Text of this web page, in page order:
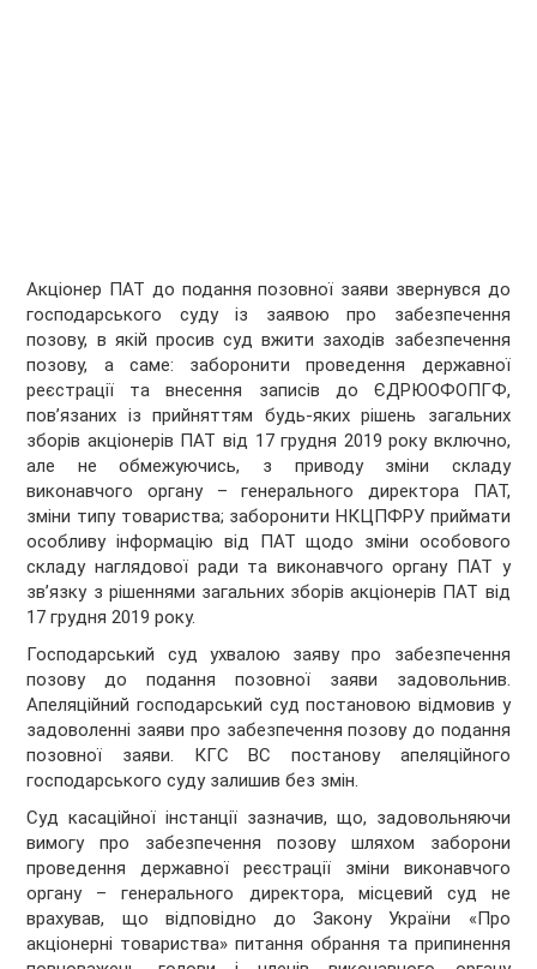
Акціонер ПАТ до подання позовної заяви звернувся до
господарського суду із заявою про забезпечення
позову, в якій просив суд вжити заходів забезпечення
позову, а саме: заборонити проведення державної
реєстрації та внесення записів до ЄДРЮОФОПГФ,
пов’язаних із прийняттям будь-яких рішень загальних
зборів акціонерів ПАТ від 17 грудня 2019 року включно,
але не обмежуючись, з приводу зміни складу
виконавчого органу – генерального директора ПАТ,
зміни типу товариства; заборонити НКЦПФРУ приймати
особливу інформацію від ПАТ щодо зміни особового
складу наглядової ради та виконавчого органу ПАТ у
зв’язку з рішеннями загальних зборів акціонерів ПАТ від
17 грудня 2019 року.
Господарський суд ухвалою заяву про забезпечення
позову до подання позовної заяви задовольнив.
Апеляційний господарський суд постановою відмовив у
задоволенні заяви про забезпечення позову до подання
позовної заяви. КГС ВС постанову апеляційного
господарського суду залишив без змін.
Суд касаційної інстанції зазначив, що, задовольняючи
вимогу про забезпечення позову шляхом заборони
проведення державної реєстрації зміни виконавчого
органу – генерального директора, місцевий суд не
врахував, що відповідно до Закону України «Про
акціонерні товариства» питання обрання та припинення